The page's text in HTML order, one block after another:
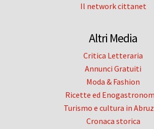
Il network cittanet
Altri Media
Critica Letteraria
Annunci Gratuiti
Moda & Fashion
Ricette ed
Turismo e cultura in
Cronaca storica